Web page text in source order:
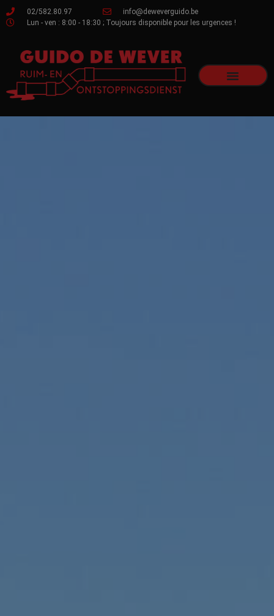
02/582.80.97
info@deweverguido.be
Lun - ven : 8:00 - 18:30 ; Toujours disponible pour les urgences !